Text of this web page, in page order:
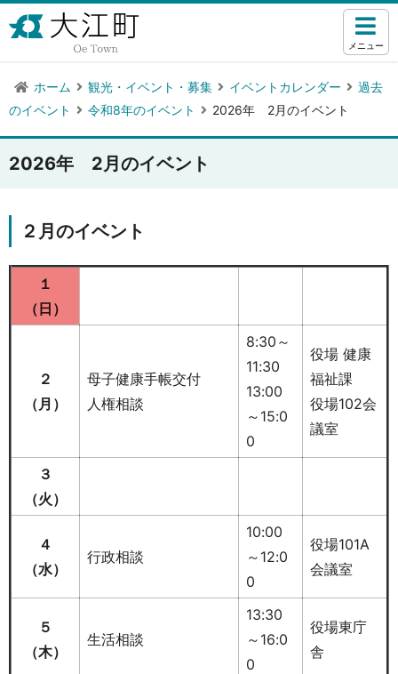
メニュー
ホーム 観光・イベント・募集 イベントカレンダー
過去
のイベント
令和8年のイベント 2026年 2月のイベント
2026年 2月のイベント
２月のイベント
１
（日）
２
（月 ）
母子健康手帳交付
人権相談
8:30～
11:30
13:00
～15:0
0
役場 健康
福祉課
役場102会
議室
３
（火）
４
（水）
行政相談
10:00
～12:0
0
役場101A
会議室
５
（木）
生活相談
13:30
～16:0
0
役場東庁
舎